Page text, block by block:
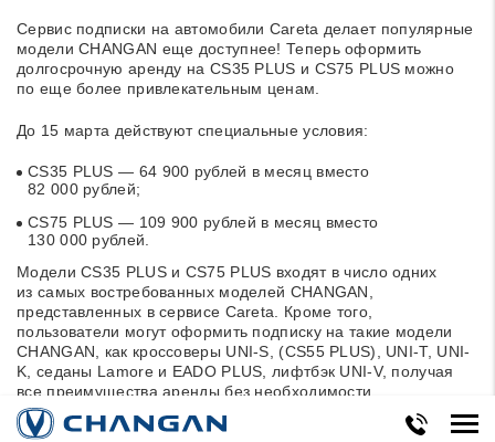
Сервис подписки на автомобили Careta делает популярные
модели CHANGAN еще доступнее! Теперь оформить
долгосрочную аренду на CS35 PLUS и CS75 PLUS можно
по еще более привлекательным ценам.
До 15 марта действуют специальные условия:
CS35 PLUS — 64 900 рублей в месяц вместо
82 000 рублей;
CS75 PLUS — 109 900 рублей в месяц вместо
130 000 рублей.
Модели CS35 PLUS и CS75 PLUS входят в число одних
из самых востребованных моделей CHANGAN,
представленных в сервисе Careta. Кроме того,
пользователи могут оформить подписку на такие модели
CHANGAN, как кроссоверы UNI-S, (CS55 PLUS), UNI-T, UNI-
K, седаны Lamore и EADO PLUS, лифтбэк UNI-V, получая
все преимущества аренды без необходимости
приобретения машины в собственность.